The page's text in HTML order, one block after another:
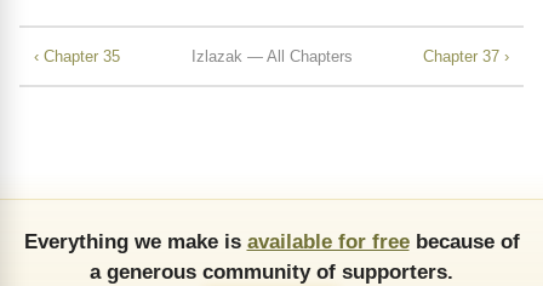
‹ Chapter 35 Izlazak — All Chapters Chapter 37 ›
Everything we make is available for freebecause of
a generous community of supporters.